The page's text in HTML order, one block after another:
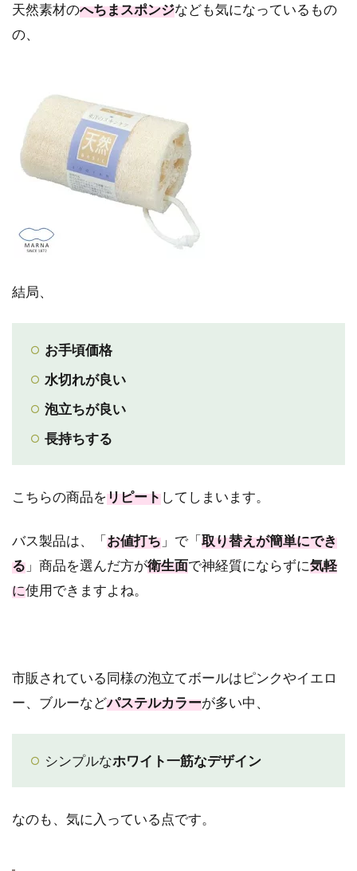
天然素材のへちまスポンジなども気になっているもの
の、
結局、
お手頃価格
水切れが良い
泡立ちが良い
長持ちする
こちらの商品をリピートしてしまいます。
バス製品は、「お値打ち 」で「取り替えが簡単にでき
る 」商品を選んだ方が衛生面で神経質にならずに気軽
に使用できますよね。
市販されている同様の泡立てボールはピンクやイエロ
ー、ブルーなどパステルカラーが多い中、
シンプルなホワイト一筋なデザイン
なのも、気に入っている点です。